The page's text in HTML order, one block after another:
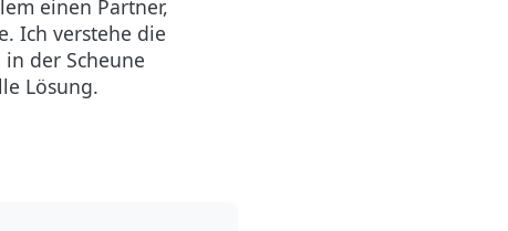
einen Partner,
Ich verstehe die
der Scheune
Lösung.